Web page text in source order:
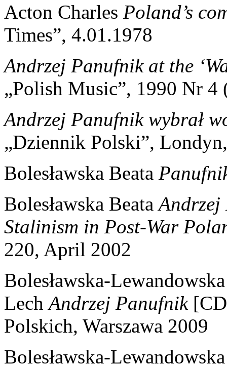
Acton Charles Poland’s
Times”, 4.01.1978
Andrzej Panufnik at the
„Polish Music”, 1990 Nr 4
Andrzej Panufnik wybrał
„Dziennik Polski”,
Bolesławska Beata
Bolesławska BeataAndrzej
Stalinism in Post-War
220, April 2002
Bolesławska-
LechAndrzej Panufnik
Polskich, Warszawa 2009
Bolesławska-Lewandowska